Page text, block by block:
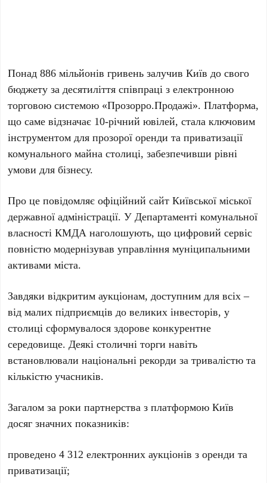
Понад886 мільйонів гривень залучив Київ до свого
бюджету за десятиліття співпраці з електронною
торговою системою «Прозорро.Продажі». Платформа,
що саме відзначає 10-річний ювілей, стала ключовим
інструментом для прозорої оренди та приватизації
комунального майна столиці, забезпечивши рівні
умови для бізнесу.
Про це повідомляє офіційний сайт Київської міської
державної адміністрації. У Департаменті комунальної
власності КМДА наголошують, що цифровий сервіс
повністю модернізував управління муніципальними
активами міста.
Завдяки відкритим аукціонам, доступним для всіх –
від малих підприємців до великих інвесторів, у
столиці сформувалося здорове конкурентне
середовище. Деякі столичні торги навіть
встановлювали національні рекорди за тривалістю та
кількістю учасників.
Загалом за роки партнерства з платформою Київ
досяг значних показників:
проведено4 312 електронних аукціонів з оренди та
приватизації;